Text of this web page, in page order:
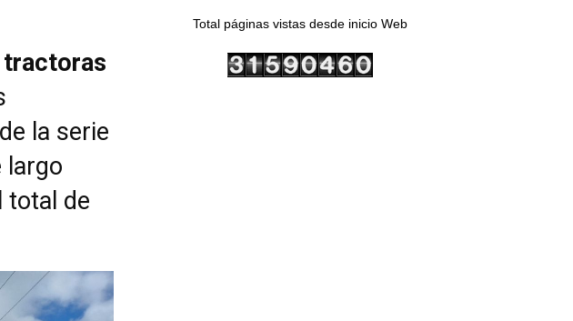
tractoras
la serie
largo
total de
Total páginas vistas desde inicio Web